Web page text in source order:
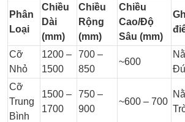
Phân
Loại
Chiều
Dài
(mm)
Chiều
Rộng
(mm)
Chiều
Cao/Độ
Sâu (mm)
Cỡ
Nhỏ
1200 –
1500
700 –
850
~600
Cỡ
Trung
Bình
1500 –
1700
750 –
900
~600 – 700